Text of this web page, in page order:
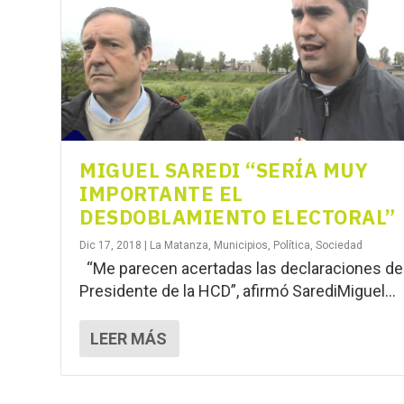
MIGUEL SAREDI “SERÍA MUY
IMPORTANTE EL
DESDOBLAMIENTO ELECTORAL”
Dic 17, 2018 La Matanza, Municipios, Política,Sociedad
“Me parecen acertadas las declaraciones
Presidente de la HCD”, afirmó SarediMiguel...
LEER MÁS